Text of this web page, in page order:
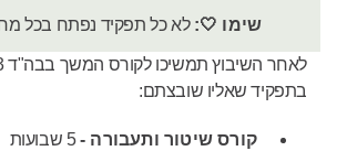
שימו 🤍: לא כל תפקיד נפתח בכל
בתפקיד שאליו שובצתם:
קורס שיטור ותעבורה -5 שבועות